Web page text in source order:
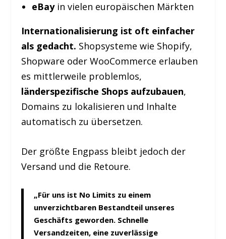
eBayin vielen europäischen Märkten
Internationalisierung ist oft einfacher
als gedacht. Shopsysteme wie Shopify,
Shopware oder WooCommerce erlauben
es mittlerweile problemlos,
länderspezifische Shops aufzubauen,
Domains zu lokalisieren und Inhalte
automatisch zu übersetzen.
Der größte Engpass bleibt jedoch der
Versand und die Retoure.
„Für uns ist No Limits zu einem
unverzichtbaren Bestandteil unseres
Geschäfts geworden. Schnelle
Versandzeiten, eine zuverlässige